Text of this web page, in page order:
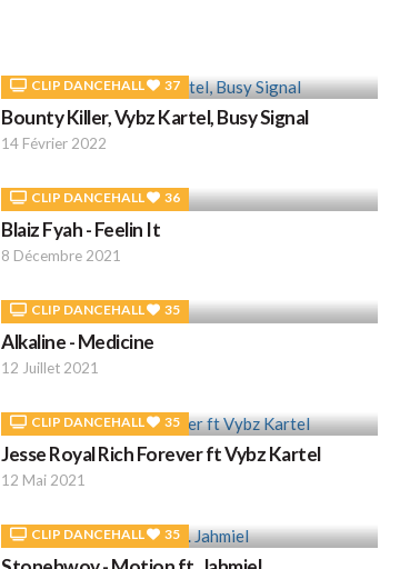
CLIP DANCEHALL 37
Bounty Killer, Vybz Kartel, Busy Signal
14 Février 2022
CLIP DANCEHALL 36
Blaiz Fyah - Feelin It
8 Décembre 2021
CLIP DANCEHALL 35
Alkaline - Medicine
12 Juillet 2021
CLIP DANCEHALL 35
Jesse Royal Rich Forever ft Vybz Kartel
12 Mai 2021
CLIP DANCEHALL 35